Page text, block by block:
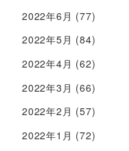
2022年6月 (77)
2022年5月 (84)
2022年4月 (62)
2022年3月 (66)
2022年2月 (57)
2022年1月 (72)